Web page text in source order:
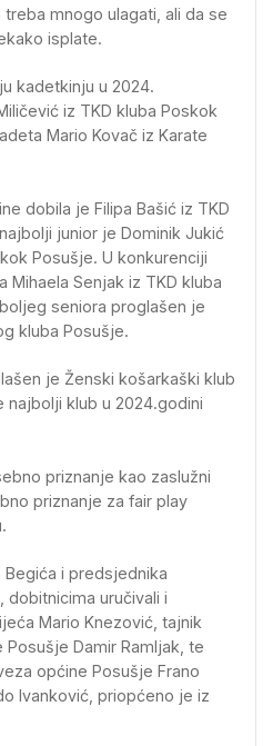
mnogo ulagati, ali da se
isplate.
kadetkinju u 2024.
iz TKD kluba Poskok
Mario Kovač iz Karate
dobila je Filipa Bašić iz TKD
junior je Dominik Jukić
Posušje. U konkurenciji
Mihaela Senjak iz TKD kluba
seniora proglašen je
kluba Posušje.
je Ženski košarkaški klub
klub u 2024.godini
priznanje kao zaslužni
priznanje za fair play
Begića i predsjednika
uručivali i
Mario Knezović, tajnik
Damir Ramljak, te
općine Posušje Frano
Ivanković, priopćeno je iz